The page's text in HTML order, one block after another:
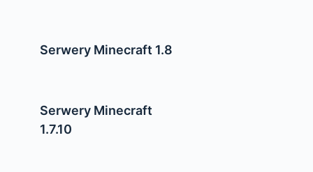
Serwery Minecraft 1.8
Serwery Minecraft
1.7.10